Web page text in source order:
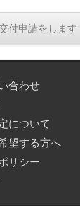
合わせ
について
望する方へ
リシー